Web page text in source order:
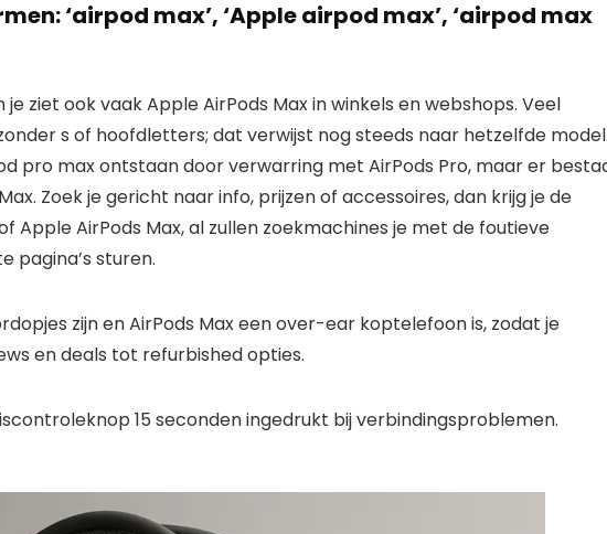
‘airpod max’, ‘Apple airpod max’, ‘airpod max
je ziet ook vaak Apple AirPods Max in winkels en webshops. Veel
s of hoofdletters; dat verwijst nog steeds naar hetzelfde
pro max ontstaan door verwarring met AirPods Pro, maar er
Zoek je gericht naar info, prijzen of accessoires, dan krijg je de
Apple AirPods Max, al zullen zoekmachines je met de foutieve
pagina’s sturen.
zijn en AirPods Max een over-ear koptelefoon is, zodat je
en deals tot refurbished opties.
15 seconden ingedrukt bij verbindingsproblemen.